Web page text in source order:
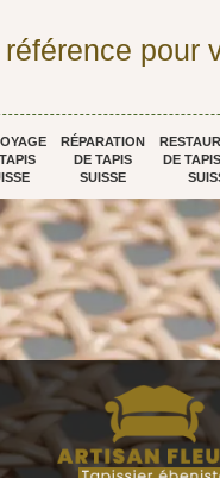
référence pour
RÉPARATION
DE TAPIS
SUISSE
DE